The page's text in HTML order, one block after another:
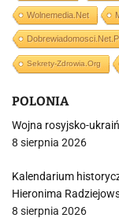
Wolnemedia.net
Sekrety-Zdrowia.org
POLONIA
Wojna rosyjsko-
8 sierpnia 2026
Kalendarium
Hieronima
8 sierpnia 2026